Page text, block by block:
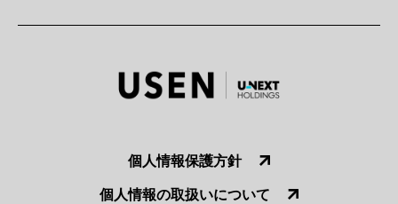
個人情報保護方針
個人情報の取扱いについて